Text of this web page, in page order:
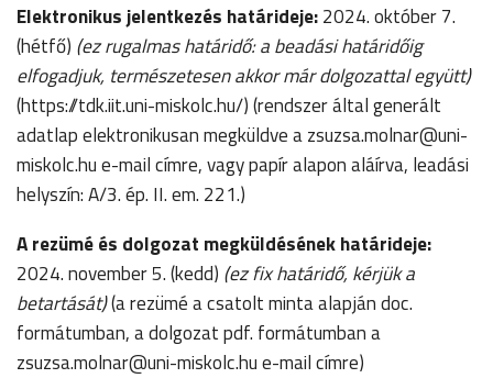
Elektronikus jelentkezés határideje:2024. október 7.
(hétfő) (ez rugalmas határidő: a beadási határidőig
elfogadjuk, természetesen akkor már dolgozattal együtt)
(https://tdk.iit.uni-miskolc.hu/) (rendszer által generált
adatlap elektronikusan megküldve a zsuzsa.molnar@uni-
miskolc.hu e-mail címre, vagy papír alapon aláírva, leadási
helyszín: A/3. ép. II. em. 221.)
A rezümé és dolgozat megküldésének határideje:
2024. november 5. (kedd) (ez fix határidő, kérjük a
betartását)(a rezümé a csatolt minta alapján doc.
formátumban, a dolgozat pdf. formátumban a
zsuzsa.molnar@uni-miskolc.hu e-mail címre)